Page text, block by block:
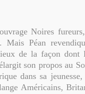
Noires
Mais Péan
de la façon dont
son propos au
dans sa
Américains,